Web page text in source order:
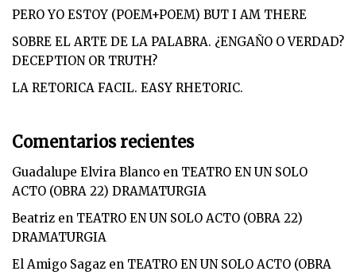
PERO YO ESTOY (POEM+POEM) BUT I AM THERE
SOBRE EL ARTE DE LA PALABRA. ¿ENGAÑO O VERDAD?
DECEPTION OR TRUTH?
LA RETORICA FACIL. EASY RHETORIC.
Comentarios recientes
Guadalupe Elvira Blanco en TEATRO EN UN SOLO
ACTO (OBRA 22) DRAMATURGIA
Beatriz en TEATRO EN UN SOLO ACTO (OBRA 22)
DRAMATURGIA
El Amigo Sagaz en TEATRO EN UN SOLO ACTO (OBRA